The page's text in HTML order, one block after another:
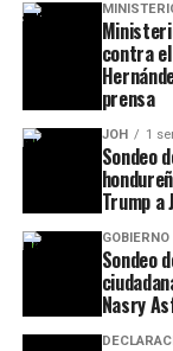
contra
prensa
JOH 1
Sondeo
Trump a
GOBIERNO
Sondeo
Nasry